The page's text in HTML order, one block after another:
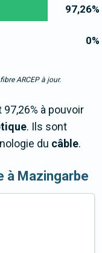
97,26%
0%
ARCEP à jour.
à pouvoir
. Ils sont
du câble.
à Mazingarbe